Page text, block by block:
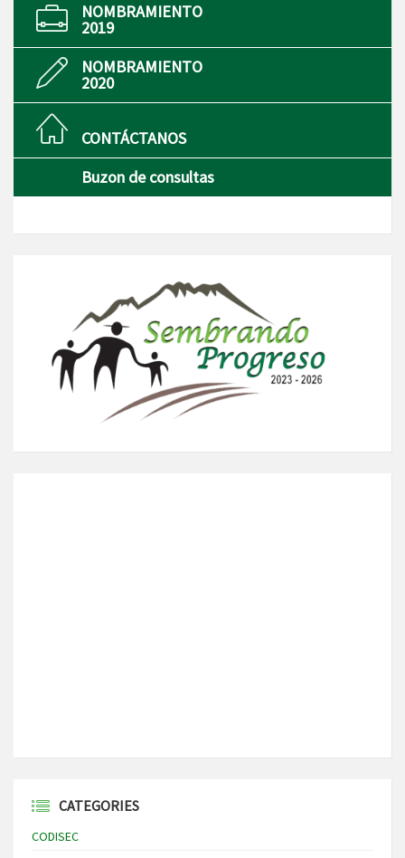
NOMBRAMIENTO
2019
NOMBRAMIENTO
2020
CONTÁCTANOS
Buzon de consultas
CATEGORIES
CODISEC